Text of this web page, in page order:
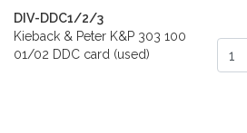
DIV-DDC1/2/3
Kieback & Peter K&P 303 100
01/02 DDC card (used)